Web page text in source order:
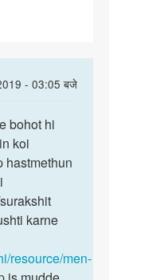
- 03:05 बजे
bohot hi
koi
hastmethun
karne
resource/men-